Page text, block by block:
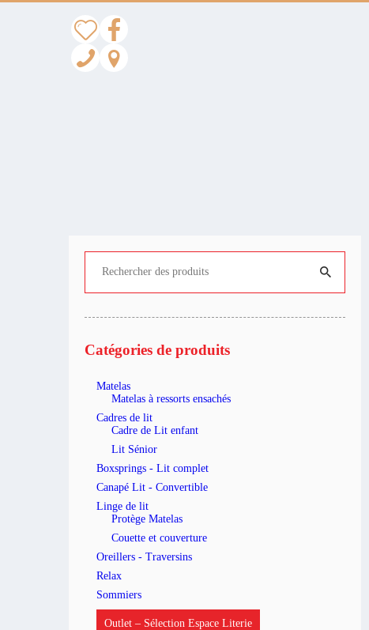
Catégories de produits
Matelas
Matelas à ressorts ensachés
Cadres de lit
Cadre de Lit enfant
Lit Sénior
Boxsprings - Lit complet
Canapé Lit - Convertible
Linge de lit
Protège Matelas
Couette et couverture
Oreillers - Traversins
Relax
Sommiers
Outlet – Sélection Espace Literie